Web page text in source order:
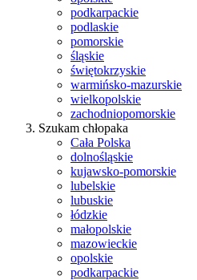
podkarpackie
podlaskie
pomorskie
śląskie
świętokrzyskie
warmińsko-mazurskie
wielkopolskie
zachodniopomorskie
Szukam chłopaka
Cała Polska
dolnośląskie
kujawsko-pomorskie
lubelskie
lubuskie
łódzkie
małopolskie
mazowieckie
opolskie
podkarpackie